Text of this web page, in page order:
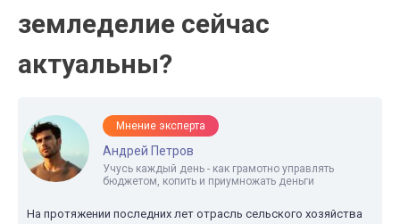
земледелие сейчас
актуальны?
Мнение эксперта
Андрей Петров
Учусь каждый день - как грамотно управлять
бюджетом, копить и приумножать деньги
На протяжении последних лет отрасль сельского хозяйства